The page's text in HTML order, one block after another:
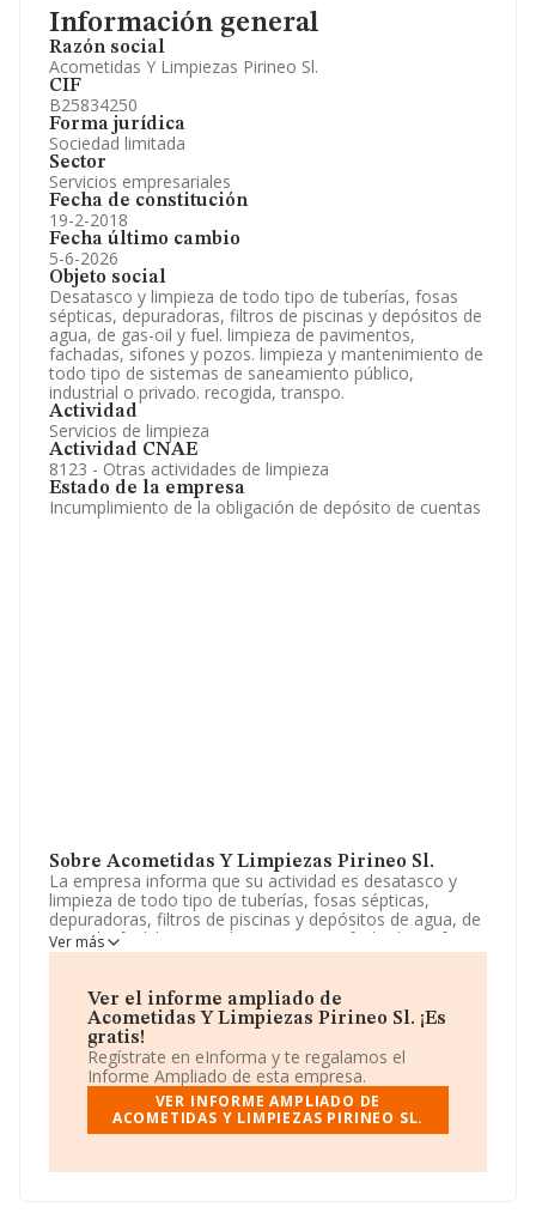
Información general
Razón social
Acometidas Y Limpiezas Pirineo Sl.
CIF
B25834250
Forma jurídica
Sociedad limitada
Sector
Servicios empresariales
Fecha de constitución
19-2-2018
Fecha último cambio
5-6-2026
Objeto social
Desatasco y limpieza de todo tipo de tuberías, fosas
sépticas, depuradoras, filtros de piscinas y depósitos de
agua, de gas-oil y fuel. limpieza de pavimentos,
fachadas, sifones y pozos. limpieza y mantenimiento de
todo tipo de sistemas de saneamiento público,
industrial o privado. recogida, transpo.
Actividad
Servicios de limpieza
Actividad CNAE
8123 - Otras actividades de limpieza
Estado de la empresa
Incumplimiento de la obligación de depósito de cuentas
Sobre Acometidas Y Limpiezas Pirineo Sl.
La empresa informa que su actividad es desatasco y
limpieza de todo tipo de tuberías, fosas sépticas,
depuradoras, filtros de piscinas y depósitos de agua, de
gas-oil y fuel. limpieza de pavimentos, fachadas, sifones
y pozos. limpieza y mantenimiento de todo tipo de
recogida, transpo. La empresa aparece inscrita en el
Registro Mercantil como Sociedad Limitada. Clasifica su
actividad CNAE como '%cnae%', código 8123. La
empresa no tiene actividad en mercados exteriores.
Ha tenido un 92.233.720.368.547.760% más de
empleados y teniendo en cuenta la información a
disposición de INFORMA, ha contado con un número de
Ver más
Ver el informe ampliado de
Acometidas Y Limpiezas Pirineo Sl. ¡Es
gratis!
Regístrate en eInforma y te regalamos el
Informe Ampliado de esta empresa.
VER INFORME AMPLIADO DE
ACOMETIDAS Y LIMPIEZAS PIRINEO SL.
Información oficial y registral complementaria.